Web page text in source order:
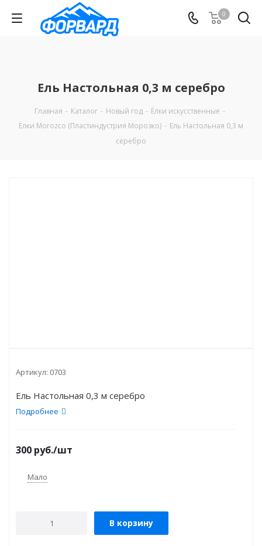
0
Ель Настольная 0,3 м серебро
Главная - Каталог - Новый год - Ёлки искусственные -
Ёлки Morozco (Пластиндустрия Морозко) - Ель Настольная 0,3 м
серебро
Артикул: 0703
Ель Настольная 0,3 м серебро
Подробнее
300 руб./шт
Мало
В корзину